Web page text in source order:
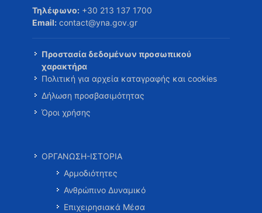
Τηλέφωνο: +30 213 137 1700
Email: contact@yna.gov.gr
Προστασία δεδομένων προσωπικού
χαρακτήρα
Πολιτική για αρχεία καταγραφής και cookies
Δήλωση προσβασιμότητας
Όροι χρήσης
ΟΡΓΑΝΩΣΗ-ΙΣΤΟΡΙΑ
Αρμοδιότητες
Ανθρώπινο Δυναμικό
Επιχειρησιακά Μέσα